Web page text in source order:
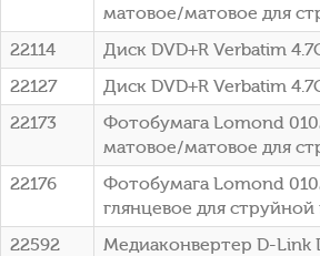
матовое/матовое для
22114
Диск DVD+R Verbatim
22127
Диск DVD+R Verbatim
22173
Фотобумага Lomond
матовое/матовое для
22176
Фотобумага Lomond
глянцевое для струйной
22592
Медиаконвертер D-Link